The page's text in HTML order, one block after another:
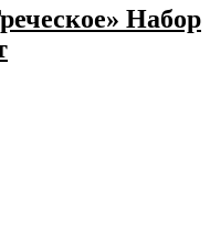
Набор